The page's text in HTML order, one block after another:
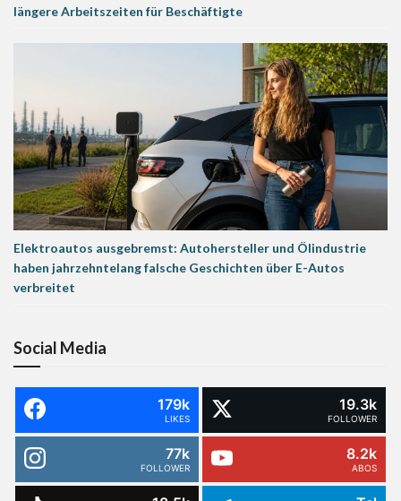
längere Arbeitszeiten für Beschäftigte
Elektroautos ausgebremst: Autohersteller und Ölindustrie
haben jahrzehntelang falsche Geschichten über E-Autos
verbreitet
Social Media
179k
LIKES
19.3k
FOLLOWER
77k
FOLLOWER
8.2k
ABOS